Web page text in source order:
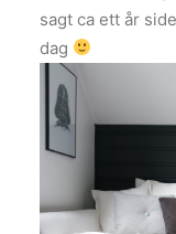
sagt ca ett år
dag